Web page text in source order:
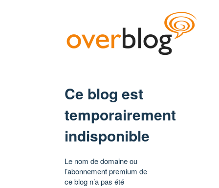
Ce blog est
temporairement
indisponible
Le nom de domaine ou
l’abonnement premium de
ce blog n’a pas été